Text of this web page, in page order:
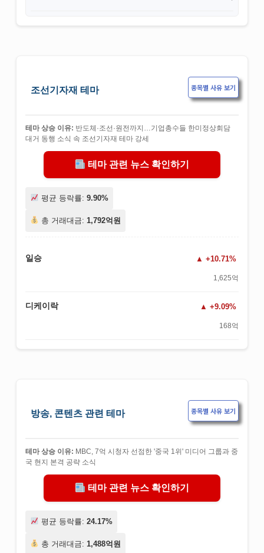
조선기자재 테마 종목별 사유 보기
테마 상승 이유: 반도체·조선·원전까지…기업총수들 한미정상회담
대거 동행 소식 속 조선기자재 테마 강세
테마 관련 뉴스 확인하기
평균 등락률: 9.90%
총 거래대금: 1,792억원
일승 +10.71%
1,625억
디케이락 +9.09%
168억
방송, 콘텐츠 관련 테마 종목별 사유 보기
테마 상승 이유: MBC, 7억 시청자 선점한 '중국 1위' 미디어 그룹과 중
국 현지 본격 공략 소식
테마 관련 뉴스 확인하기
평균 등락률: 24.17%
총 거래대금: 1,488억원